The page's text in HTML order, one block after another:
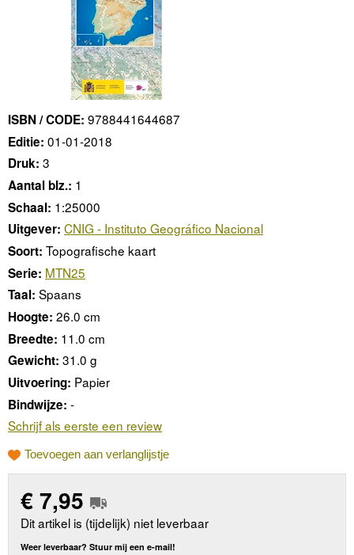
ISBN / CODE: 9788441644687
Editie: 01-01-2018
Druk: 3
Aantal blz.: 1
Schaal: 1:25000
Uitgever: CNIG - Instituto Geográfico Nacional
Soort: Topografische kaart
Serie: MTN25
Taal: Spaans
Hoogte: 26.0 cm
Breedte: 11.0 cm
Gewicht: 31.0 g
Uitvoering: Papier
Bindwijze: -
Schrijf als eerste een review
Toevoegen aan verlanglijstje
€7,95
Dit artikel is (tijdelijk) niet leverbaar
Weer leverbaar? Stuur mij een e-mail!